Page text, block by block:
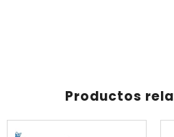
Productos
El
El